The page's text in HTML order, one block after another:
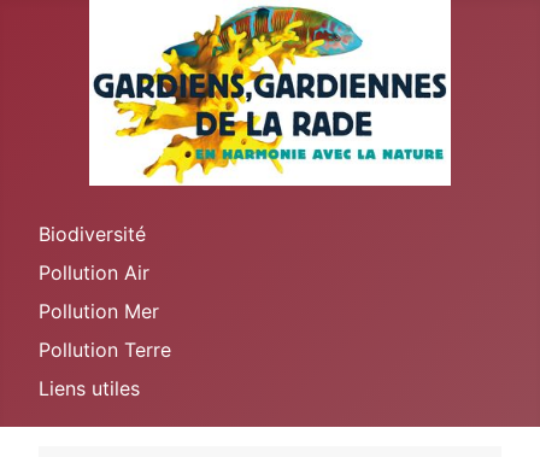
Biodiversité
Pollution Air
Pollution Mer
Pollution Terre
Liens utiles